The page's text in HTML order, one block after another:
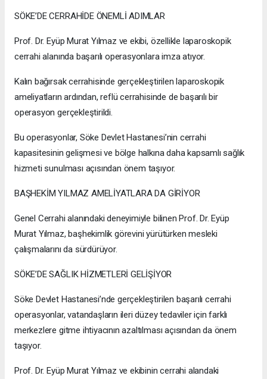
SÖKE’DE CERRAHİDE ÖNEMLİ ADIMLAR
Prof. Dr. Eyüp Murat Yılmaz ve ekibi, özellikle laparoskopik
cerrahi alanında başarılı operasyonlara imza atıyor.
Kalın bağırsak cerrahisinde gerçekleştirilen laparoskopik
ameliyatların ardından, reflü cerrahisinde de başarılı bir
operasyon gerçekleştirildi.
Bu operasyonlar, Söke Devlet Hastanesi’nin cerrahi
kapasitesinin gelişmesi ve bölge halkına daha kapsamlı sağlık
hizmeti sunulması açısından önem taşıyor.
BAŞHEKİM YILMAZ AMELİYATLARA DA GİRİYOR
Genel Cerrahi alanındaki deneyimiyle bilinen Prof. Dr. Eyüp
Murat Yılmaz, başhekimlik görevini yürütürken mesleki
çalışmalarını da sürdürüyor.
SÖKE’DE SAĞLIK HİZMETLERİ GELİŞİYOR
Söke Devlet Hastanesi’nde gerçekleştirilen başarılı cerrahi
operasyonlar, vatandaşların ileri düzey tedaviler için farklı
merkezlere gitme ihtiyacının azaltılması açısından da önem
taşıyor.
Prof. Dr. Eyüp Murat Yılmaz ve ekibinin cerrahi alandaki